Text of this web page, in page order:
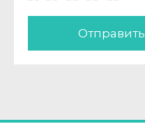
Отправить